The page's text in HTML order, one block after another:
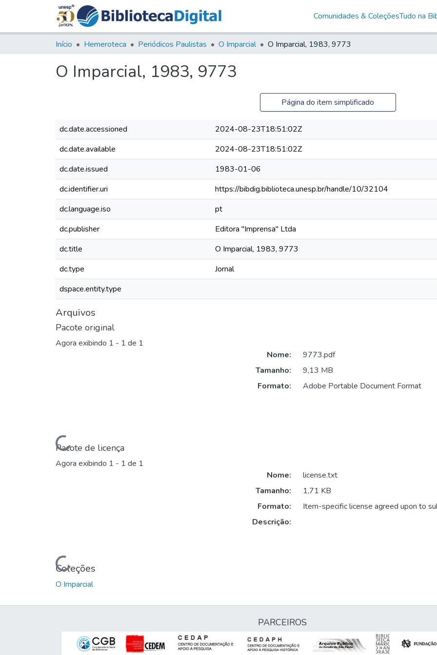
Comunidades & ColeçõesTudo na
Início Hemeroteca Periódicos Paulistas O Imparcial O Imparcial, 1983, 9773
O Imparcial, 1983, 9773
Página do item simplificado
dc.date.accessioned
2024-08-23T18:51:02Z
dc.date.available
2024-08-23T18:51:02Z
dc.date.issued
1983-01-06
dc.identifier.uri
https://bibdig.biblioteca.unesp.br/handle/10/32104
dc.language.iso
pt
dc.publisher
Editora "Imprensa" Ltda
dc.title
O Imparcial, 1983, 9773
dc.type
Jornal
dspace.entity.type
Arquivos
Pacote original
Agora exibindo 1 - 1 de 1
Carregando...
Nome:
9773.pdf
Tamanho:
9,13 MB
Formato:
Adobe Portable Document Format
Pacote de licença
Agora exibindo 1 - 1 de 1
Carregando...
Nome:
license.txt
Tamanho:
1,71 KB
Formato:
Item-specific license agreed upon to
Descrição:
Coleções
O Imparcial
PARCEIROS